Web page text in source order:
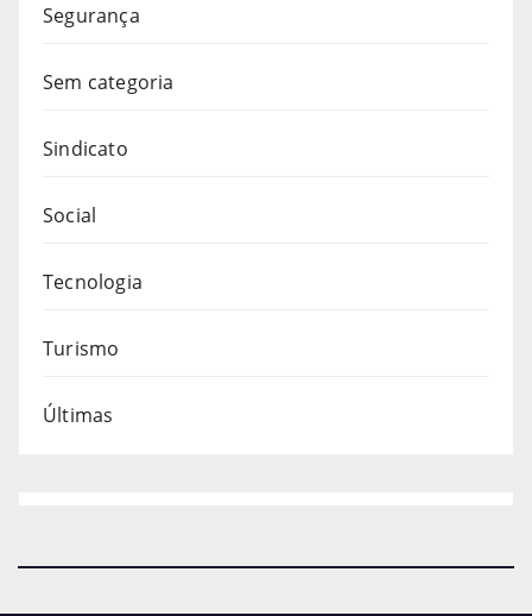
Segurança
Sem categoria
Sindicato
Social
Tecnologia
Turismo
Últimas